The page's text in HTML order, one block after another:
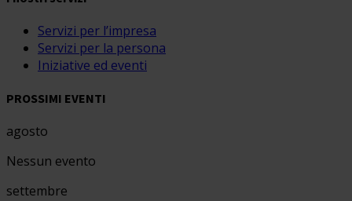
Servizi per l’impresa
Servizi per la persona
Iniziative ed eventi
PROSSIMI EVENTI
agosto
Nessun evento
settembre